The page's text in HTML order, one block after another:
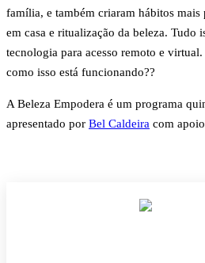
família, e também criaram hábitos
em casa e ritualização da beleza. Tudo
tecnologia para acesso remoto e
como isso está funcionando??
A Beleza Empodera é um programa
apresentado por Bel Caldeira com